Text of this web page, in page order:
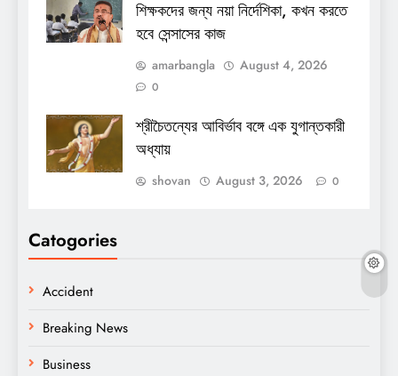
শিক্ষকদের জন্য নয়া নির্দেশিকা, কখন করতে
হবে সেন্সাসের কাজ
amarbangla August 4, 2026
0
শ্রীচৈতন্যের আবির্ভাব বঙ্গে এক যুগান্তকারী
অধ্যায়
shovan August 3, 2026 0
Catogories
Accident
Breaking News
Business